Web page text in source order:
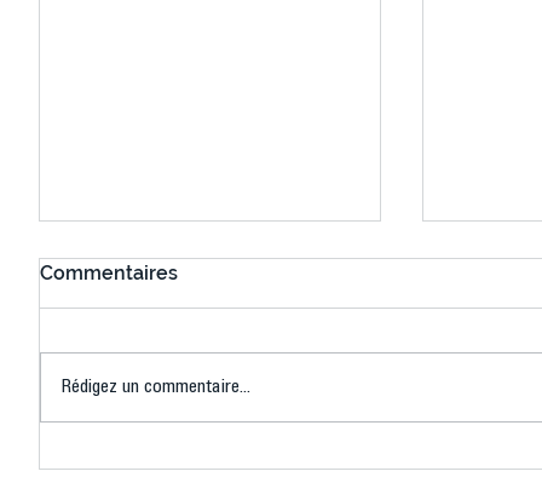
Ping ? Quand le tennis de
termine
Commentaires
Rédigez un commentaire...